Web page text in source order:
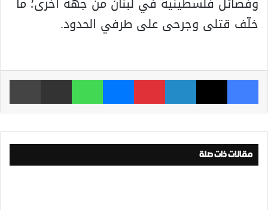
خلّف قتلى وجرحى على طرفي الحدود.
فيسبوك ‫X لينكدإن بينتيريست ماسنجر واتساب مشاركة عبر البريد
مقالات ذات صلة